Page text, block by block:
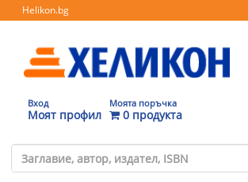
Helikon.bg
Вход
Моят профил
Моята поръчка
0 продукта